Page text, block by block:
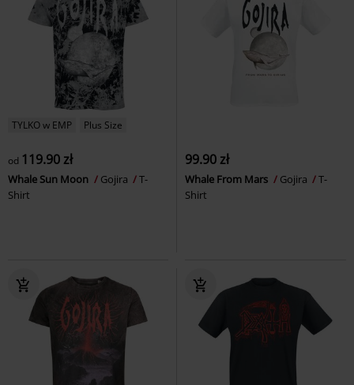
TYLKO w EMP Plus Size
od 119.90 zł
Whale Sun Moon Gojira
T-
Shirt
99.90 zł
Whale From Mars Gojira
T-
Shirt